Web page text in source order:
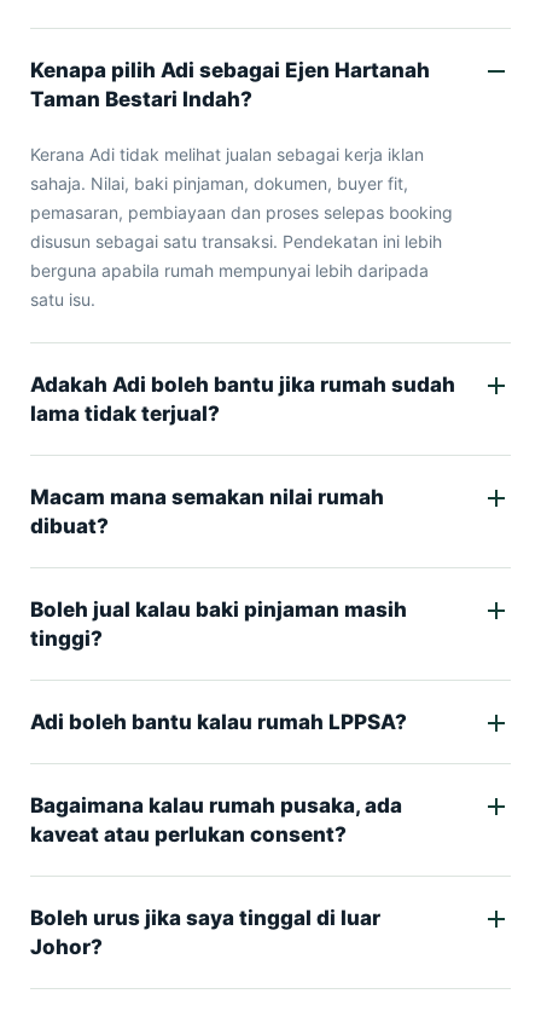
Kenapa pilih Adi sebagai Ejen Hartanah
Taman Bestari Indah?
Kerana Adi tidak melihat jualan sebagai kerja iklan
sahaja. Nilai, baki pinjaman, dokumen, buyer fit,
pemasaran, pembiayaan dan proses selepas booking
disusun sebagai satu transaksi. Pendekatan ini lebih
berguna apabila rumah mempunyai lebih daripada
satu isu.
Adakah Adi boleh bantu jika rumah sudah
lama tidak terjual?
Macam mana semakan nilai rumah
dibuat?
Boleh jual kalau baki pinjaman masih
tinggi?
Adi boleh bantu kalau rumah LPPSA?
Bagaimana kalau rumah pusaka, ada
kaveat atau perlukan consent?
Boleh urus jika saya tinggal di luar
Johor?